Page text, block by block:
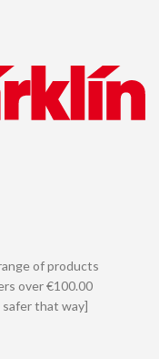
of products
over €100.00
that way]